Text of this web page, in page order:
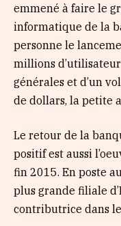
emmené à faire le
informatique de la
personne le
millions
générales et d’un
de dollars, la petite
Le retour de la
positif est aussi
fin 2015. En poste
plus grande filiale
contributrice dans